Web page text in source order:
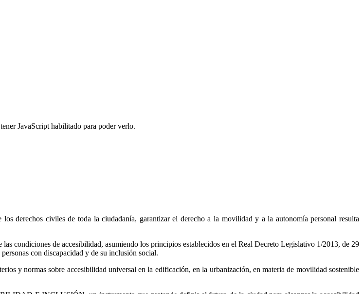
JavaScript habilitado para poder verlo.
derechos civiles de toda la ciudadanía, garantizar el derecho a la movilidad y a la autonomía personal resulta
condiciones de accesibilidad, asumiendo los principios establecidos en el Real Decreto Legislativo 1/2013, de 29
con discapacidad y de su inclusión social.
y normas sobre accesibilidad universal en la edificación, en la urbanización, en materia de movilidad sostenible